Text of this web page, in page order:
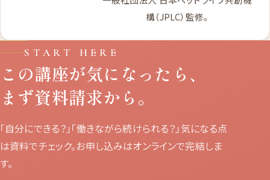
構（JPLC）監修。
START HERE
この講座が気になったら、
まず資料請求から。
「自分にできる？」「働きながら続けられる？」気になる点
は資料でチェック。お申し込みはオンラインで完結しま
す。